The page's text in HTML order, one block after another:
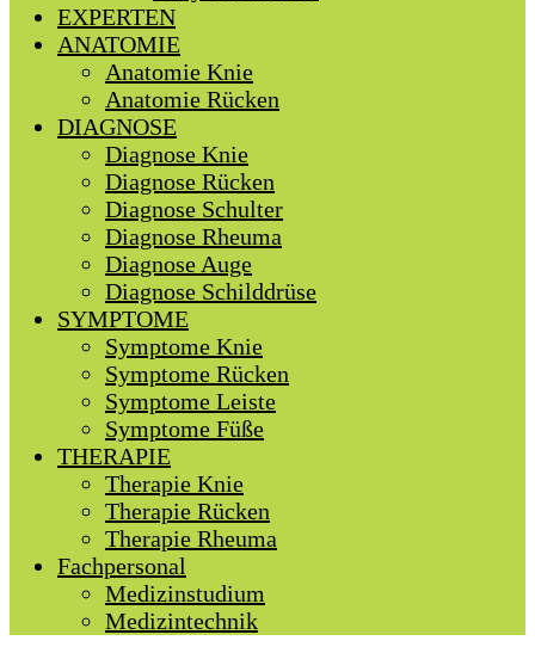
EXPERTEN
ANATOMIE
Anatomie Knie
Anatomie Rücken
DIAGNOSE
Diagnose Knie
Diagnose Rücken
Diagnose Schulter
Diagnose Rheuma
Diagnose Auge
Diagnose Schilddrüse
SYMPTOME
Symptome Knie
Symptome Rücken
Symptome Leiste
Symptome Füße
THERAPIE
Therapie Knie
Therapie Rücken
Therapie Rheuma
Fachpersonal
Medizinstudium
Medizintechnik